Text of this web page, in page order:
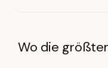
Wo die